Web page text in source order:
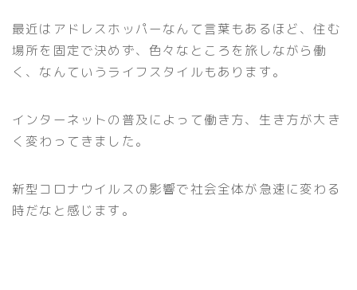
最近はアドレスホッパーなんて言葉もあるほど、住む
場所を固定で決めず、色々なところを旅しながら働
く、なんていうライフスタイルもあります。
インターネットの普及によって働き方、生き方が大き
く変わってきました。
新型コロナウイルスの影響で社会全体が急速に変わる
時だなと感じます。